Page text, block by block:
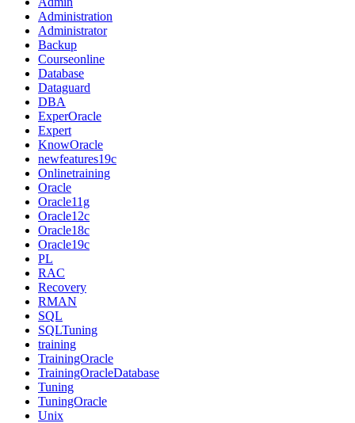
Administration
Administrator
Backup
Courseonline
Database
Dataguard
DBA
ExperOracle
Expert
KnowOracle
newfeatures19c
Onlinetraining
Oracle
Oracle11g
Oracle12c
Oracle18c
Oracle19c
PL
RAC
Recovery
RMAN
SQL
SQLTuning
training
TrainingOracle
TrainingOracleDatabase
Tuning
TuningOracle
Unix